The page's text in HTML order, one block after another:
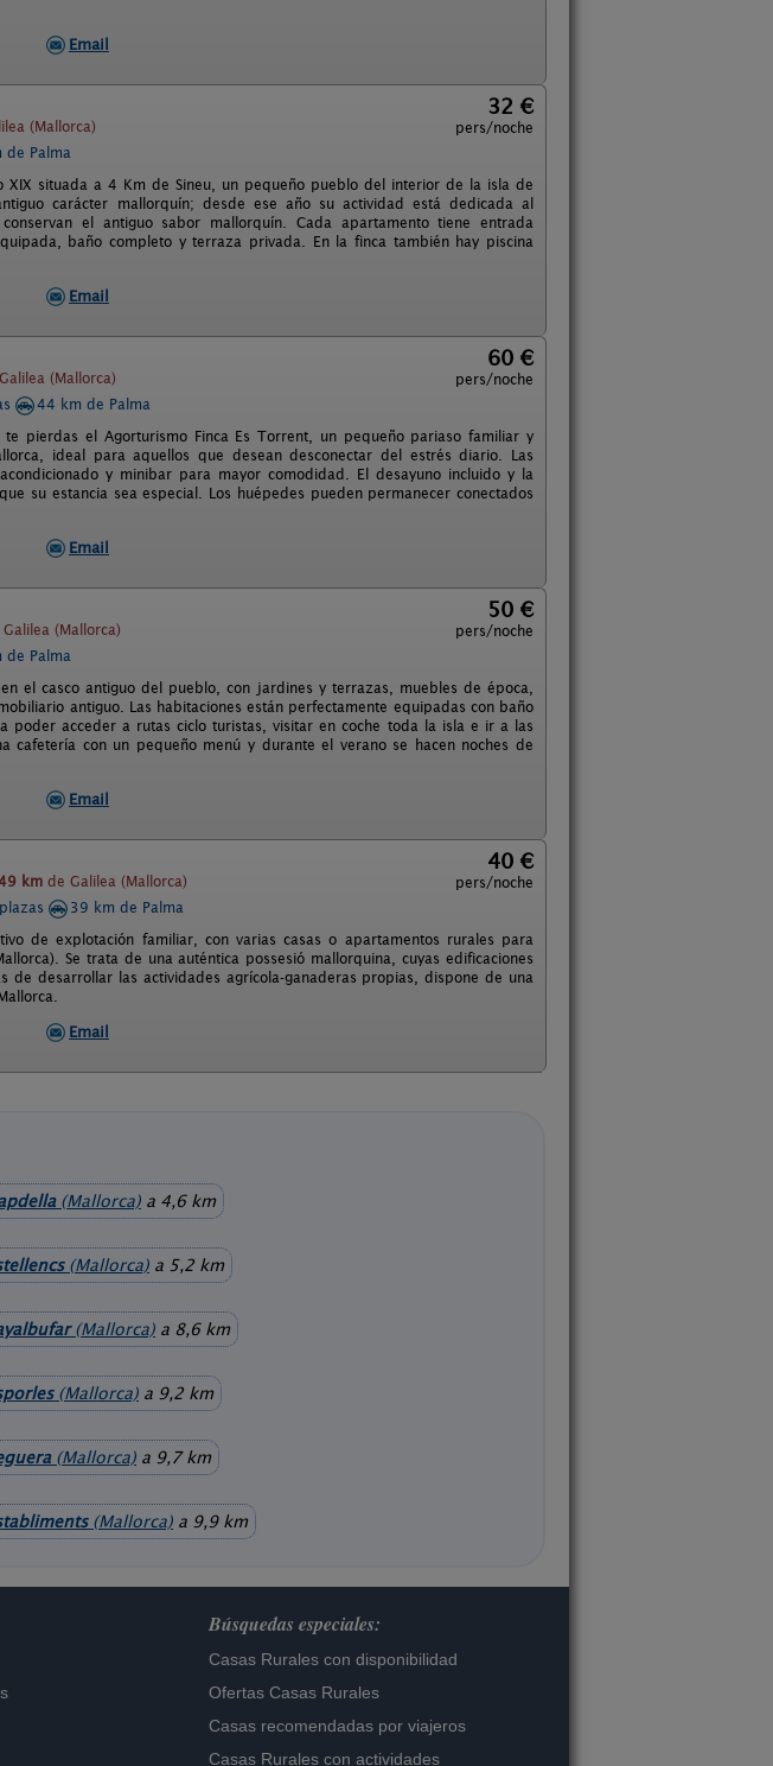
Email
(Mallorca)
32 €
pers/noche
de Palma
XIX situada a 4 Km de Sineu, un pequeño pueblo del interior de la isla de
carácter mallorquín; desde ese año su actividad está dedicada al
el antiguo sabor mallorquín. Cada apartamento tiene entrada
baño completo y terraza privada. En la finca también hay piscina
Email
(Mallorca)
60 €
pers/noche
44 km de Palma
te pierdas el Agorturismo Finca Es Torrent, un pequeño pariaso familiar y
ideal para aquellos que desean desconectar del estrés diario. Las
y minibar para mayor comodidad. El desayuno incluido y la
su estancia sea especial. Los huépedes pueden permanecer conectados
Email
(Mallorca)
50 €
pers/noche
de Palma
el casco antiguo del pueblo, con jardines y terrazas, muebles de época,
antiguo. Las habitaciones están perfectamente equipadas con baño
poder acceder a rutas ciclo turistas, visitar en coche toda la isla e ir a las
cafetería con un pequeño menú y durante el verano se hacen noches de
Email
km de Galilea (Mallorca)
40 €
pers/noche
39 km de Palma
de explotación familiar, con varias casas o apartamentos rurales para
Se trata de una auténtica possesió mallorquina, cuyas edificaciones
desarrollar las actividades agrícola-ganaderas propias, dispone de una
Email
(Mallorca) a 4,6 km
(Mallorca) a 5,2 km
(Mallorca) a 8,6 km
(Mallorca) a 9,2 km
(Mallorca) a 9,7 km
(Mallorca) a 9,9 km
Búsquedas especiales:
Casas Rurales con disponibilidad
Ofertas Casas Rurales
Casas recomendadas por viajeros
Casas Rurales con actividades